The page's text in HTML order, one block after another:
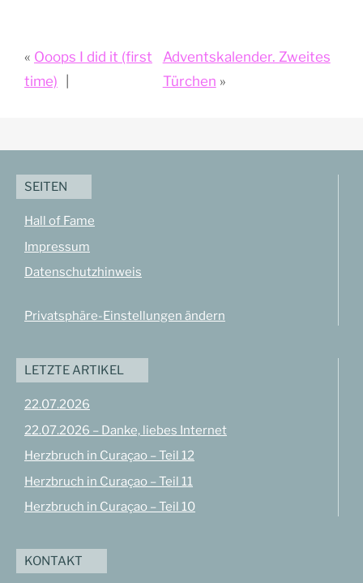
Ooops I did it (first
time)
Adventskalender. Zweites
Türchen
SEITEN
Hall of Fame
Impressum
Datenschutzhinweis
Privatsphäre-Einstellungen ändern
LETZTE ARTIKEL
22.07.2026
22.07.2026 – Danke, liebes Internet
Herzbruch in Curaçao – Teil 12
Herzbruch in Curaçao – Teil 11
Herzbruch in Curaçao – Teil 10
KONTAKT